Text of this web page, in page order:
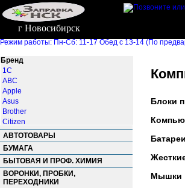
г Новосибирск
Режим работы: Пн-Сб: 11-17 Обед с 13-14 (По
Бренд
1С
ABC
Apple
Asus
Brother
Citizen
Defender
Delacamp
DELL
Dialog
Erus
GEMBIRD
АВТОТОВАРЫ
БУМАГА
БЫТОВАЯ И ПРОФ. ХИМИЯ
ВОРОНКИ, ПРОБКИ,
ПЕРЕХОДНИКИ
Блоки
Батареи
Мышки